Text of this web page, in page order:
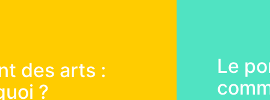
Le pont des arts :
comment ça